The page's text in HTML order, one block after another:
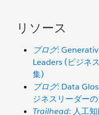
リソース
ブログ:
Leaders (ビジネ
集)
ブログ: Data
ジネスリーダー
Trailhead: 人工